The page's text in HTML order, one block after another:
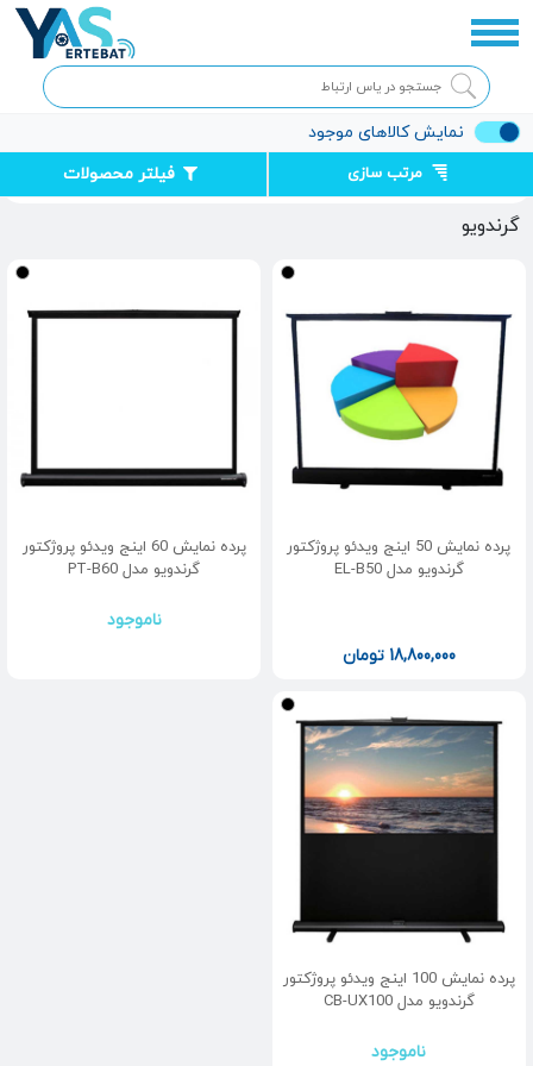
نمایش کالاهای موجود
مرتب سازی فیلتر محصولات گرندویو
گرندویو
پرده نمایش 50 اینج ویدئو پروژکتور
گرندویو مدل EL-B50
18,800,000 تومان
پرده نمایش 60 اینج ویدئو پروژکتور
گرندویو مدل PT-B60
ناموجود
پرده نمایش 100 اینج ویدئو پروژکتور
گرندویو مدل CB-UX100
ناموجود